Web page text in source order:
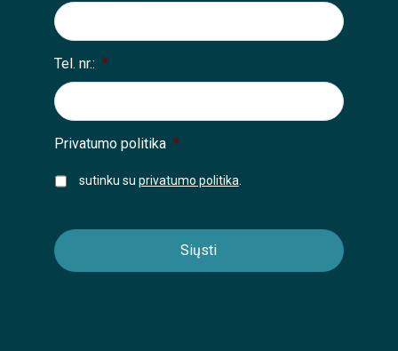
Tel. nr.: *
Privatumo politika *
sutinku su privatumo politika